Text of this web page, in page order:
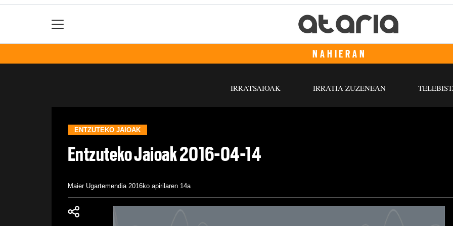
NAHIERAN
IRRATSAIOAK IRRATIA ZUZENEAN
ENTZUTEKO JAIOAK
Entzuteko Jaioak 2016-04-14
Maier Ugartemendia 2016ko apirilaren 14a